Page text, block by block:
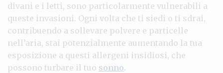
divani e i letti, sono particolarmente vulnerabili a
queste invasioni. Ogni volta che ti siedi o ti sdrai,
contribuendo a sollevare polvere e particelle
nell’aria, stai potenzialmente aumentando la tua
esposizione a questi allergeni insidiosi, che
possono turbare il tuo sonno.